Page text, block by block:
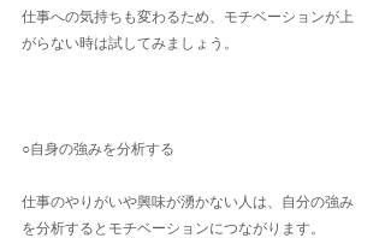
仕事への気持ちも変わるため、モチベーションが上
がらない時は試してみましょう。
○自身の強みを分析する
仕事のやりがいや興味が湧かない人は、自分の強み
を分析するとモチベーションにつながります。